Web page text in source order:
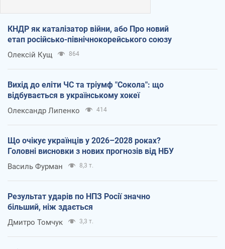
КНДР як каталізатор війни, або Про новий
етап російсько-північнокорейського союзу
Олексій Кущ 864
Вихід до еліти ЧС та тріумф "Сокола": що
відбувається в українському хокеї
Олександр Липенко 414
Що очікує українців у 2026–2028 роках?
Головні висновки з нових прогнозів від НБУ
Василь Фурман 8,3 т.
Результат ударів по НПЗ Росії значно
більший, ніж здається
Дмитро Томчук 3,3 т.